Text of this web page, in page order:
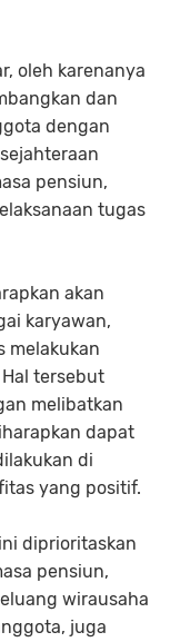
oleh karenanya
dan
dengan
pensiun,
tugas
akan
karyawan,
melakukan
tersebut
melibatkan
dapat
di
yang positif.
diprioritaskan
pensiun,
wirausaha
juga